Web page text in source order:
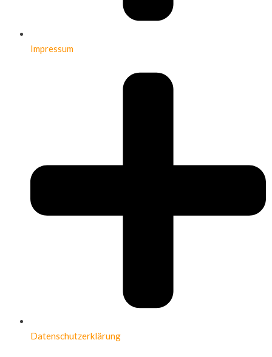
Impressum
Datenschutzerklärung